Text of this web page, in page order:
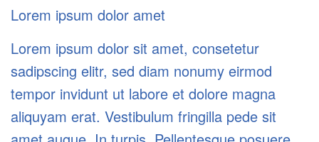
Lorem ipsum dolor amet
Lorem ipsum dolor sit amet, consetetur
sadipscing elitr, sed diam nonumy eirmod
tempor invidunt ut labore et dolore magna
aliquyam erat. Vestibulum fringilla pede sit